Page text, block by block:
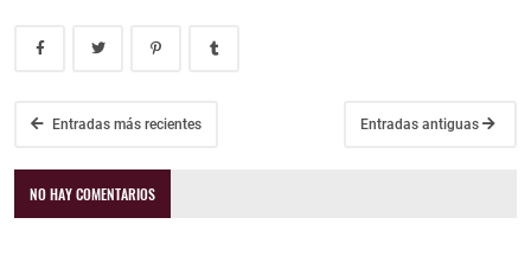
Entradas más recientes Entradas antiguas
NO HAY COMENTARIOS